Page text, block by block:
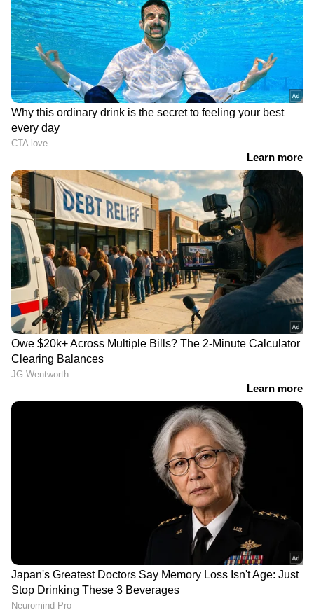
അതിനിടെ, കുര്‍ബാന തര്‍ക്കം സംബന്ധിച്ച്
വിമത വൈദികര്‍ മാര്‍പാപ്പയ്ക്ക് കത്തയച്ചു.
ബസലിക്ക പള്ളിയില്‍ അടിയന്തിര ഇടപെടല്‍
വേണമെന്നാണ് വിമത വൈദികരുടെ കത്തിലെ
ആവശ്യം. ബലി പീഠം തള്ളിയിട്ടതോടെ വിശുദ്ധി
നഷ്ടപെടുത്തി. പുനഃപ്രതിഷ്ഠ നടത്താതെ
അള്‍ത്താരയില്‍ ഇനി കുര്‍ബാന
നടത്തരുതെന്നും വൈദികര്‍ ആവശ്യപ്പെട്ടു.